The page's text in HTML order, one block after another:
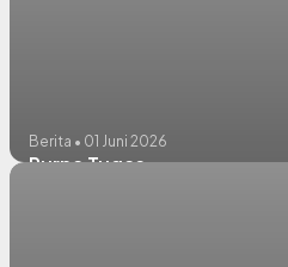
Berita • 01 Juni 2026
Purna Tugas